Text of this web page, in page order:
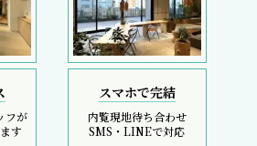
フが
す
スマホで完結
内覧現地待ち合わせ
SMS・LINEで対応